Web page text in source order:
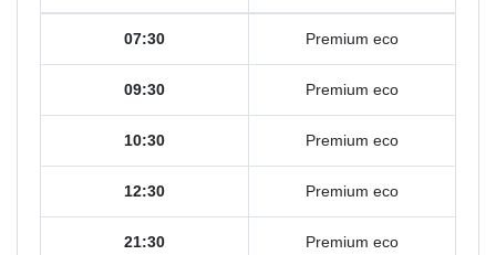
07:30 Premium eco
09:30 Premium eco
10:30 Premium eco
12:30 Premium eco
21:30 Premium eco